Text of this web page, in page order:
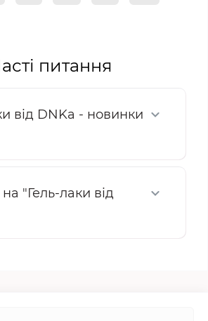
питання
від DNKa - новинки
"Гель-лаки від